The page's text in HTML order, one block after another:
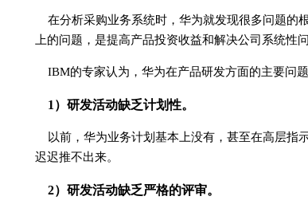
在分析采购业务系统时，华为就发现很多问题的
上的问题，是提高产品投资收益和解决公司系统性
IBM的专家认为，华为在产品研发方面的主要问
1）研发活动缺乏计划性。
以前，华为业务计划基本上没有，甚至在高层指
迟迟推不出来。
2）研发活动缺乏严格的评审。